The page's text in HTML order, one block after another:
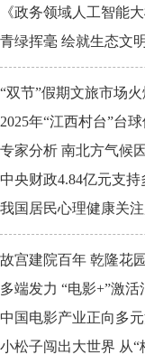
《政务领域人工智能
青绿挥毫 绘就生态文
“双节”假期文旅市场
2025年“江西村台”台
专家分析 南北方气候
中央财政4.84亿元支
我国居民心理健康关
故宫建院百年 乾隆花
多端发力 “电影+”激
中国电影产业正向多
小松子闯出大世界 从“